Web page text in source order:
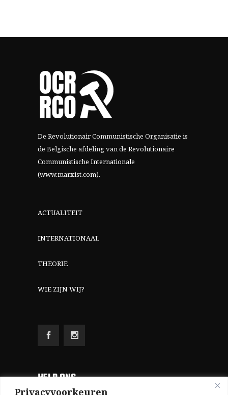
Privacyvoorkeuren
De Revolutionair Communistische Organisatie is
de Belgische afdeling vande Revolutionaire
Communistische Internationale
(www.marxist.com).
ACTUALITEIT
INTERNATIONAAL
THEORIE
WIE ZIJN WIJ?
HELP ONS